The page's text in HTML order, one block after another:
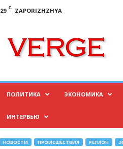
29 C
ZAPORIZHZHYA
ПОЛИТИКА ЭКОНОМИКА
ИНТЕРВЬЮ
НОВОСТИ ПРОИСШЕСТВИЯ РЕГИОН